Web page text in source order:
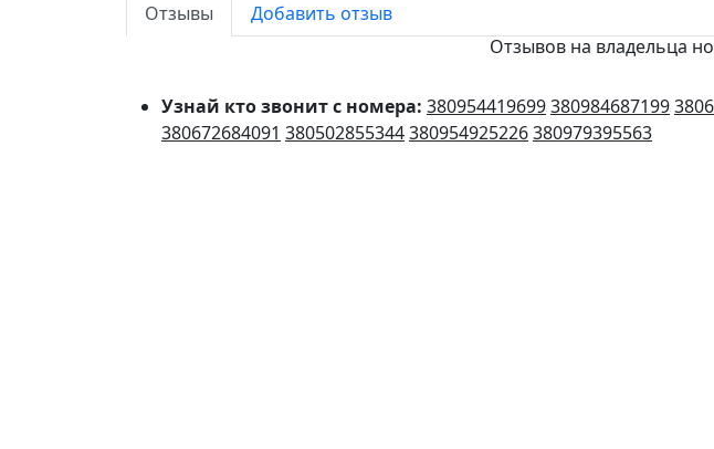
Отзывы
Добавить отзыв
Отзывов на владельца
Узнай кто звонит с номера: 380954419699380984687199
380672684091 380502855344380954925226380979395563